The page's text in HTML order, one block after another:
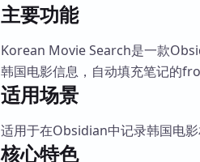
主要功能
Korean Movie Search是一款
韩国电影信息，自动填充笔记的
适用场景
适用于在Obsidian中记录韩国电影
核心特色